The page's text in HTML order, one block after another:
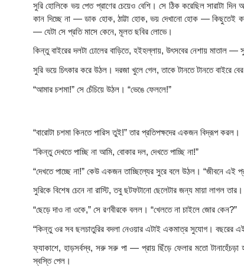
সুরি হোলিকে ভয় পেত প্রাণের চেয়েও বেশি। সে ঠিক করেছিল সারাটা
কান দিচ্ছে না — ডাক হোক, ঠাট্টা হোক, ভয় দেখানো হোক — কিছুতেই
— যেটা সে প্রতি মাসে কেনে, মূলত ছবির লোভে।
কিন্তু বাইরের দলটা ঢোলের বাড়িতে, হইহল্লায়, উৎসবের নেশায় মাতাল
সুরি ভয়ে চিৎকার করে উঠল। দরজা খুলে গেল, তাকে টানতে টানতে বাইরে
“আমার চশমা!” সে চেঁচিয়ে উঠল। “ভেঙে ফেললে!”
“বারোটা চশমা কিনতে পারিস তুই!” তার প্রতিপক্ষদের একজন বিদ্রূপ করল।
“কিন্তু দেখতে পাচ্ছি না আমি, বোকার দল, দেখতে পাচ্ছি না!”
“দেখতে পাচ্ছে না!” কেউ একজন তাচ্ছিল্যের সুরে বলে উঠল। “জীবনে এই
সুরিকে বিশেষ চেনে না রাস্টি, তবু ছটফটানো ছেলেটার জন্য মায়া লাগল তার।
“ছেড়ে দাও না ওকে,” সে রণবীরকে বলল। “খেলতে না চাইলে জোর কেন?”
“কিন্তু ওর সব ছলচাতুরির বদলা নেওয়ার এটাই একমাত্র সুযোগ। বছরের
ফ্যাকাশে, হাড়সর্বস্ব, সরু সরু পা — প্রায় ছিঁড়ে ফেলার মতো টানাহেঁচড়া
স্বস্তি পেল।